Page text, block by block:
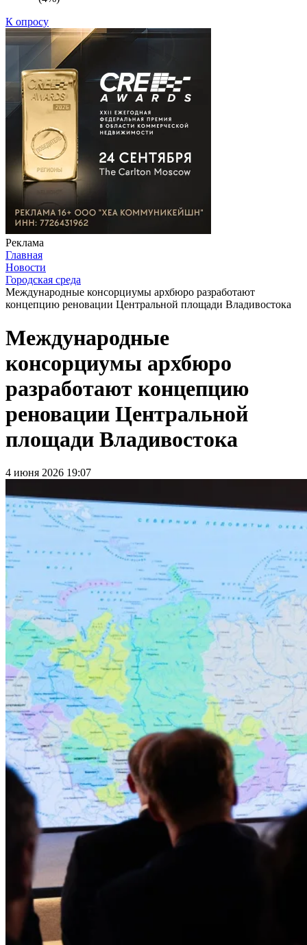
К опросу
Реклама
Главная
Новости
Городская среда
Международные консорциумы архбюро разработают
концепцию реновации Центральной площади Владивостока
Международные
консорциумы архбюро
разработают концепцию
реновации Центральной
площади Владивостока
4 июня 2026 19:07